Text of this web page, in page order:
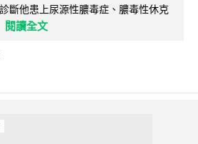
斷他患上尿源性膿毒症、膿毒性休克
閱讀全文